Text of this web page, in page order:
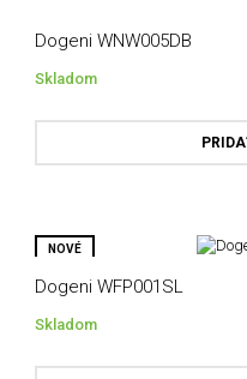
Dogeni WNW005DB
Skladom
NOVÉ
Dogeni WFP001SL
Skladom